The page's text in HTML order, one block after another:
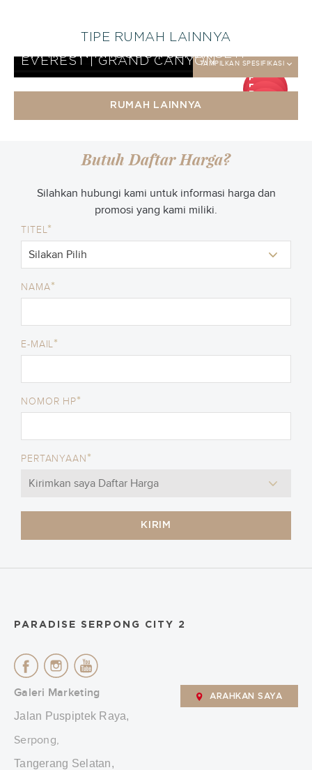
TIPE RUMAH LAINNYA
DP
25
EVEREST KHUSUS | SERENGETITAMPILKAN SPESIFIKASI
DP
GRAYSON KHUSUS | SERENGETI
TAMPILKAN SPESIFIKASI
25 jt
EVEREST | GRAND CANYONTAMPILKAN SPESIFIKASI
RUMAH LAINNYA
Butuh Daftar Harga?
Silahkan hubungi kami untuk informasi harga dan
promosi yang kami miliki.
TITEL*
NAMA*
E-MAIL*
NOMOR HP*
PERTANYAAN*
KIRIM
PARADISE SERPONG CITY 2
Galeri Marketing
Jalan Puspiptek Raya,
Serpong,
Tangerang Selatan,
ARAHKAN SAYA